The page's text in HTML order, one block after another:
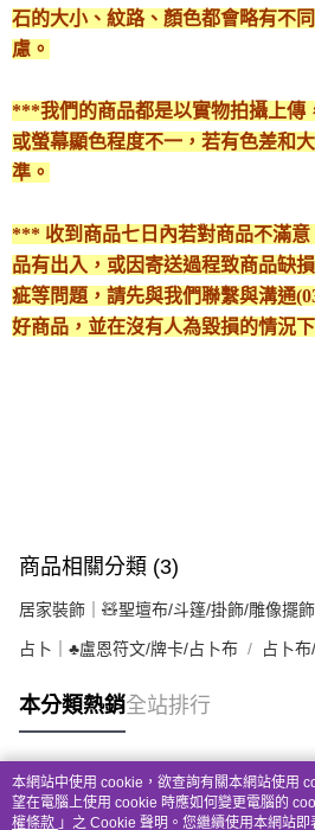
石的大小、紋路、顏色都會略有不
慮。
***我們的商品都是以實物拍攝上傳
或螢幕顯色程度不一，若有色差和
準。
*** 收到商品七日內若對商品不滿
品有出入，或因寄送過程致商品缺
疵等問題，請先與我們聯繫與溝通
好商品，並在沒有人為毀損的情況
商品相關分類 (3)
居家裝飾｜🧸聖壇布/斗篷/掛飾/雕像擺飾
占卜｜♣盧恩符文/牌卡/占卜布 占卜
本分類熱銷全站排行
熱門標籤
本網站中使用 cookie，欲查詢有關本網站使用
望在電腦上使用 cookie 時應如何變更電腦的
權條款 」之 Cookie 聲明。您繼續使用本網站